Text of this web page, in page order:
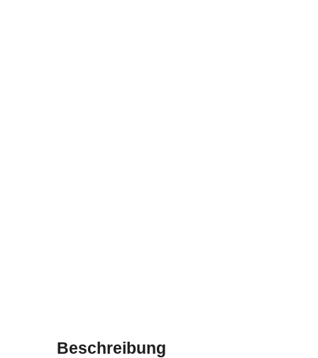
Beschreibung